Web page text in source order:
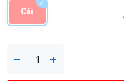
Cái